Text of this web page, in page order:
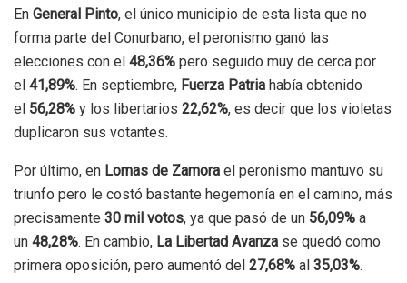
En General Pinto, el único municipio de esta lista que no
forma parte del Conurbano, el peronismo ganó las
elecciones con el 48,36% pero seguido muy de cerca por
el 41,89%. En septiembre, Fuerza Patria había obtenido
el 56,28% y los libertarios 22,62%, es decir que los violetas
duplicaron sus votantes.
Por último, en Lomas de Zamora el peronismo mantuvo su
triunfo pero le costó bastante hegemonía en el camino, más
precisamente 30 mil votos, ya que pasó de un 56,09% a
un 48,28%. En cambio, La Libertad Avanza se quedó como
primera oposición, pero aumentó del 27,68% al 35,03%.